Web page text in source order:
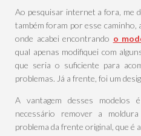
Ao pesquisar internet a fora, me
também foram por esse caminho,
onde acabei encontrando o
qual apenas modifiquei com
que seria o suficiente para
problemas. Já a frente, foi um
A vantagem desses modelos
necessário remover a
problema da frente original, que é